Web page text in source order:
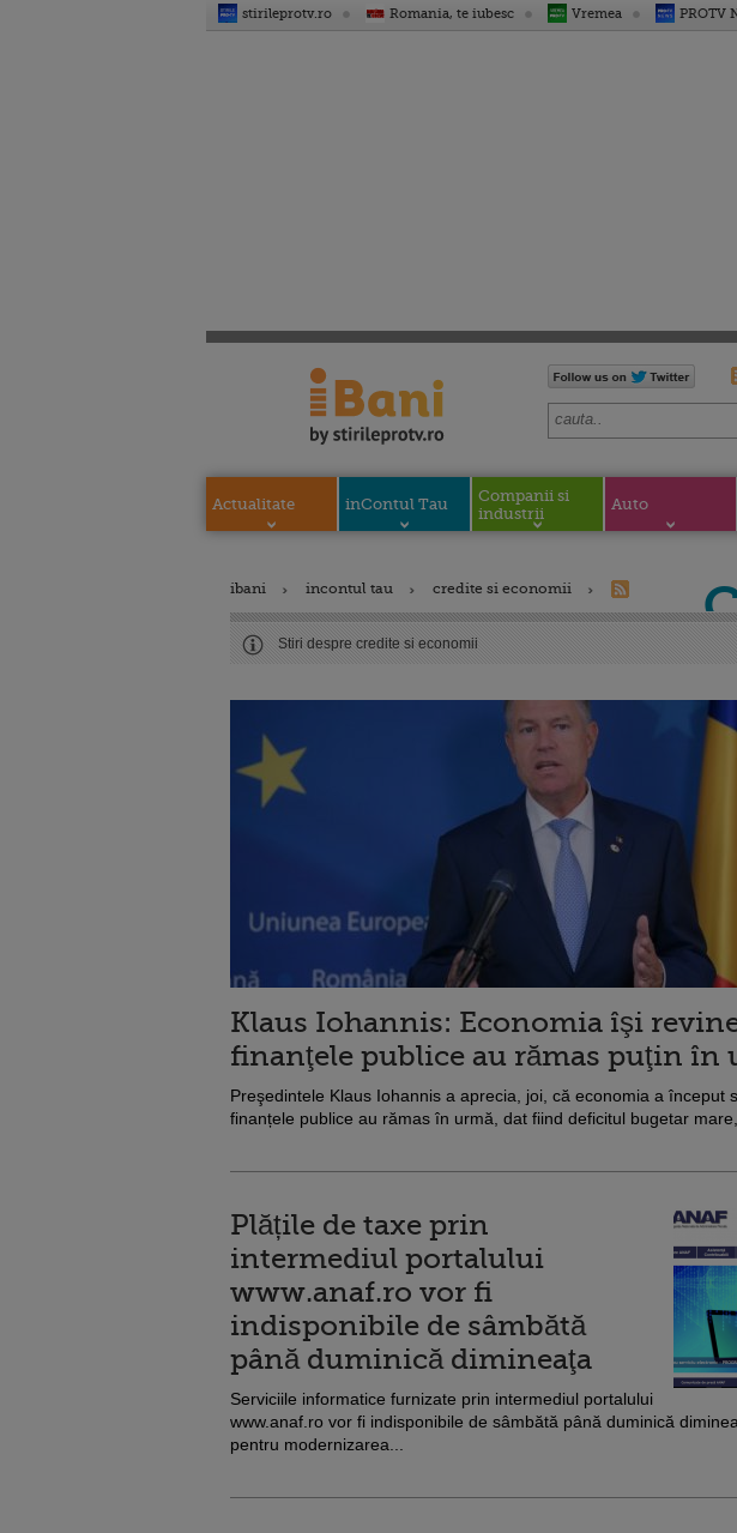
stirileprotv.ro Romania, te iubesc Vremea PROTV
Actualitate inContul Tau
Companii si
industrii
Auto
ibani incontul tau credite si economii
Stiri despre credite si economii
Klaus Iohannis: Economia îşi
finanţele publice au rămas puţin în
Preşedintele Klaus Iohannis a aprecia, joi, că economia a început
finanțele publice au rămas în urmă, dat fiind deficitul bugetar mare,
Plățile de taxe prin
intermediul portalului
www.anaf.ro vor fi
indisponibile de sâmbătă
până duminică dimineaţa
Serviciile informatice furnizate prin intermediul portalului
www.anaf.ro vor fi indisponibile de sâmbătă până duminică
pentru modernizarea...